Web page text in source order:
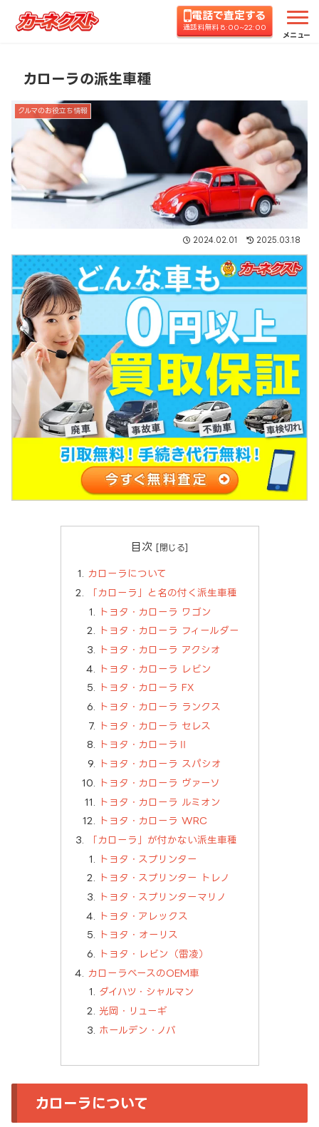
電話で査定する
通話料無料 8:00~22:00
メニュー
ホーム コラムTOP クルマのお役立ち情報 カロ
カローラの派生車種
クルマのお役立ち情報
2024.02.01 2025.03.18
目次
カローラについて
「カローラ」と名の付く派生車種
トヨタ・カローラ ワゴン
トヨタ・カローラ フィールダー
トヨタ・カローラ アクシオ
トヨタ・カローラ レビン
トヨタ・カローラ FX
トヨタ・カローラ ランクス
トヨタ・カローラ セレス
トヨタ・カローラⅡ
トヨタ・カローラ スパシオ
トヨタ・カローラ ヴァーソ
トヨタ・カローラ ルミオン
トヨタ・カローラ WRC
「カローラ」が付かない派生車種
トヨタ・スプリンター
トヨタ・スプリンター トレノ
トヨタ・スプリンターマリノ
トヨタ・アレックス
トヨタ・オーリス
トヨタ・レビン（雷凌）
カローラベースのOEM車
ダイハツ・シャルマン
光岡・リューギ
ホールデン・ノバ
カローラについて